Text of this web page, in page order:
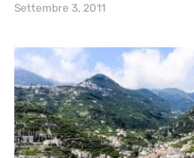
Settembre 3, 2011